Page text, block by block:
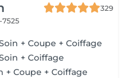
329
7525
+ Coupe + Coiffage
+ Coiffage
+ Coupe + Coiffage